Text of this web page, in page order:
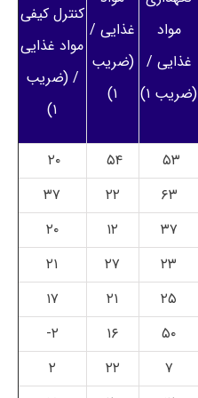
مواد
غذایی /
(ضریب ۱)
غذایی /
(ضریب
۱)
کنترل کیفی
مواد غذایی
/ (ضریب
۱)
۵۳ ۵۴
۲۰
۶۳ ۲۲
۳۷
۳۷ ۱۲
۲۰
۲۳ ۲۷
۲۱
۲۵ ۲۱
۱۷
۵۰ ۱۶
۲-
۷ ۲۲
۲